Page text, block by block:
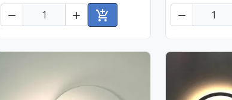
  
Ajouter au panier
